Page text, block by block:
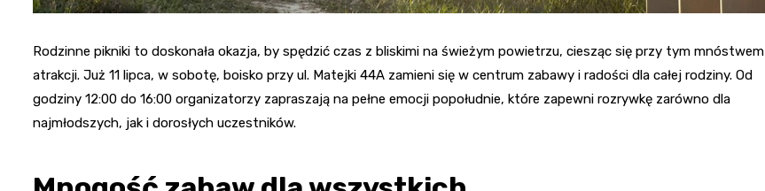
Rodzinne pikniki to doskonała okazja, by spędzić czas z bliskimi na świeżym powietrzu, ciesząc się przy tym mnóstwem
atrakcji. Już 11 lipca, w sobotę, boisko przy ul. Matejki 44A zamieni się w centrum zabawy i radości dla całej rodziny. Od
godziny 12:00 do 16:00 organizatorzy zapraszają na pełne emocji popołudnie, które zapewni rozrywkę zarówno dla
najmłodszych, jak i dorosłych uczestników.